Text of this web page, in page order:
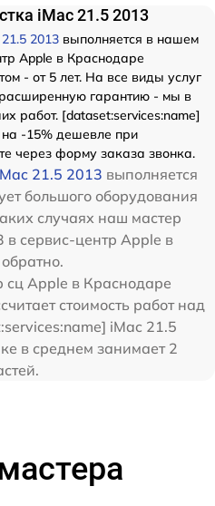
iMac 21.5 2013
2013 выполняется в нашем
Apple в Краснодаре
- от 5 лет. На все виды услуг
гарантию - мы в
работ. [dataset:services:name]
на -15% дешевле при
через форму заказа звонка.
21.5 2013 выполняется
большого оборудования
случаях наш мастер
в сервис-центр Apple в
сц Apple в Краснодаре
стоимость работ над
iMac 21.5
в среднем занимает 2